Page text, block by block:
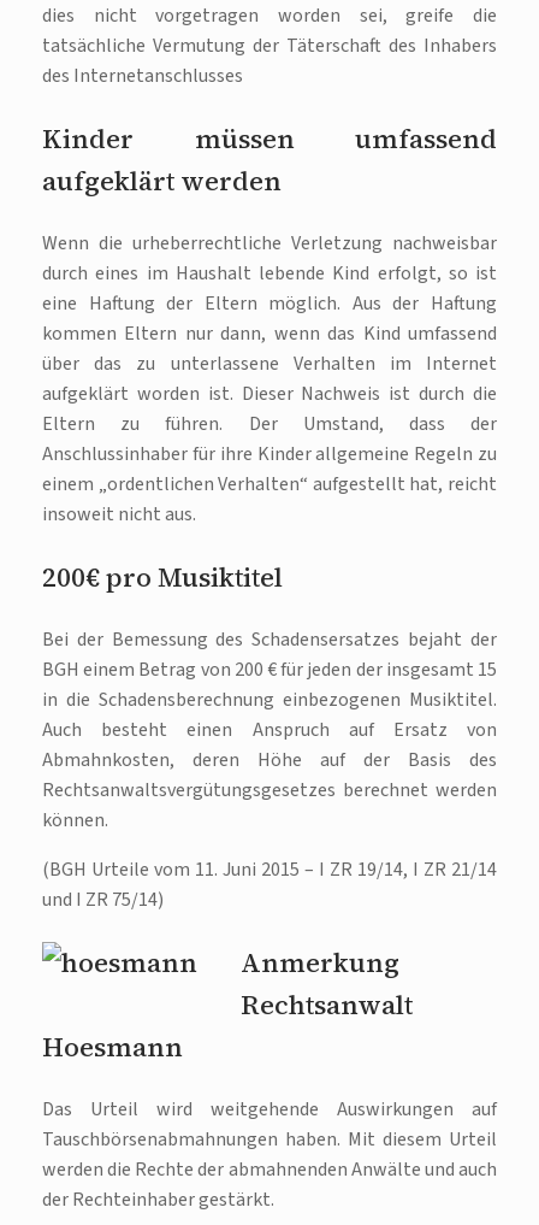
dies nicht vorgetragen worden sei, greife die
tatsächliche Vermutung der Täterschaft des Inhabers
des Internetanschlusses
Kinder müssen umfassend
aufgeklärt werden
Wenn die urheberrechtliche Verletzung nachweisbar
durch eines im Haushalt lebende Kind erfolgt, so ist
eine Haftung der Eltern möglich. Aus der Haftung
kommen Eltern nur dann, wenn das Kind umfassend
über das zu unterlassene Verhalten im Internet
aufgeklärt worden ist. Dieser Nachweis ist durch die
Eltern zu führen. Der Umstand, dass der
Anschlussinhaber für ihre Kinder allgemeine Regeln zu
einem „ordentlichen Verhalten“ aufgestellt hat, reicht
insoweit nicht aus.
200€ pro Musiktitel
Bei der Bemessung des Schadensersatzes bejaht der
BGH einem Betrag von 200 € für jeden der insgesamt 15
in die Schadensberechnung einbezogenen Musiktitel.
Auch besteht einen Anspruch auf Ersatz von
Abmahnkosten, deren Höhe auf der Basis des
Rechtsanwaltsvergütungsgesetzes berechnet werden
können.
(BGH Urteile vom 11. Juni 2015 – I ZR 19/14, I ZR 21/14
und I ZR 75/14)
Anmerkung
Rechtsanwalt
Hoesmann
Das Urteil wird weitgehende Auswirkungen auf
Tauschbörsenabmahnungen haben. Mit diesem Urteil
werden die Rechte der abmahnenden Anwälte und auch
der Rechteinhaber gestärkt.